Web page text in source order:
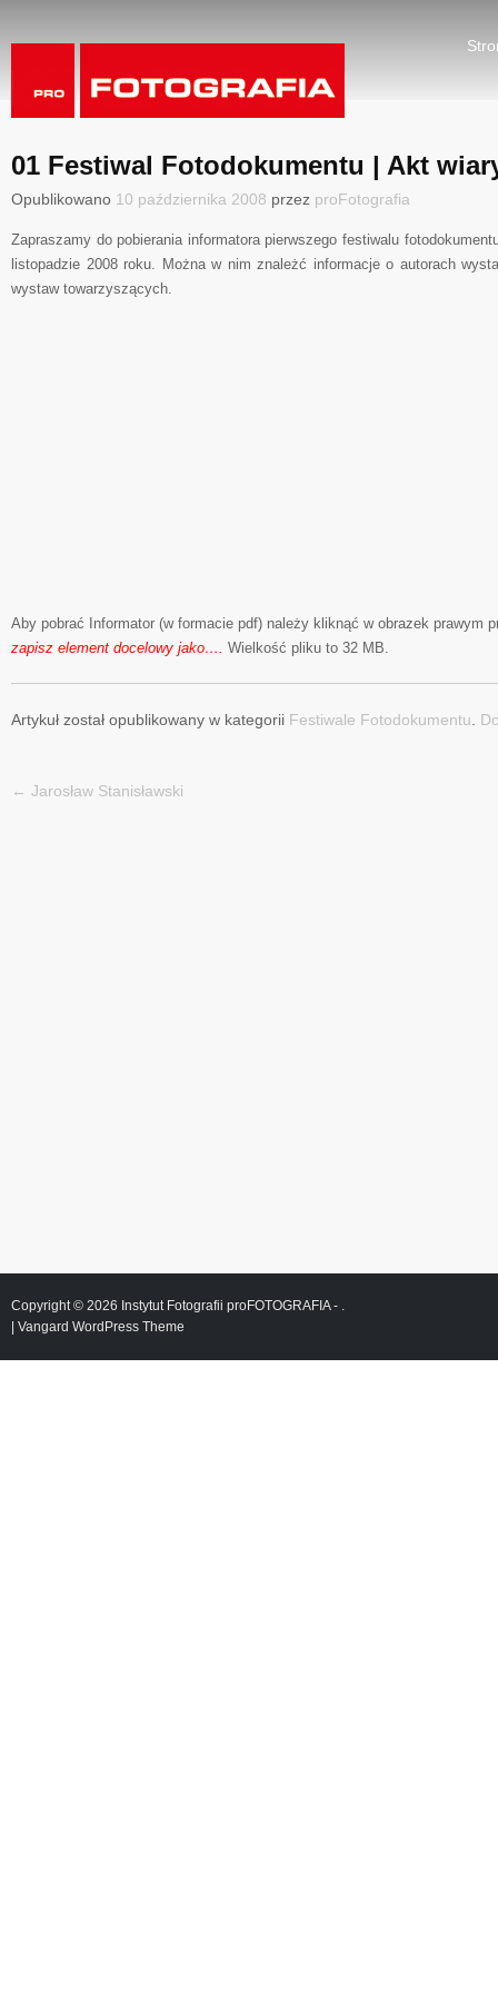
01 Festiwal Fotodokumentu | Akt
Opublikowano 10 października 2008 przez proFotografia
Zapraszamy do pobierania informatora pierwszego festiwalu
listopadzie 2008 roku. Można w nim znależć informacje o autorach
wystaw towarzyszących.
Aby pobrać Informator (w formacie pdf) należy kliknąć w obrazek prawym
zapisz element docelowy jako…. Wielkość pliku to 32 MB.
Artykuł został opublikowany w kategorii Festiwale Fotodokumentu
Nawigacja
← Jarosław Stanisławski
Copyright © 2026 Instytut Fotografii proFOTOGRAFIA- .
Vangard WordPress Theme